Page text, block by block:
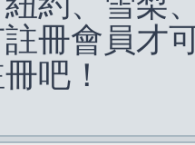
冊會員才
吧！